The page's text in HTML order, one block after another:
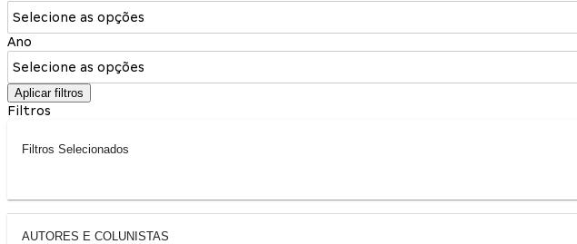
Selecione as opções
Ano
Selecione as opções
Aplicar filtros
Filtros
Filtros Selecionados
AUTORES E COLUNISTAS